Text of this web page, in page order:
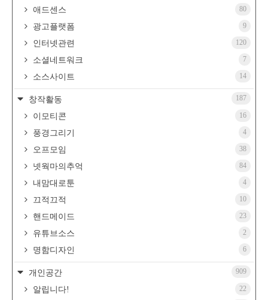
애드센스 80
광고플랫폼 9
인터넷관련 120
소셜네트워크 7
소스사이트 14
창작활동 187
이모티콘 16
풍경그리기 4
오프모임 38
넷웍마의추억 84
내맘대로툰 4
끄적끄적 10
핸드메이드 23
유튜브소스 2
명함디자인 6
개인공간 909
알립니다! 22